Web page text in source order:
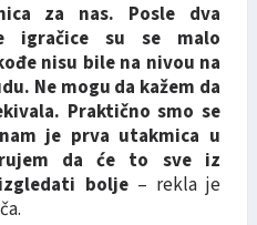
za nas. Posle dva
igračice su se malo
nisu bile na nivou na
Ne mogu da kažem da
Praktično smo se
je prva utakmica u
da će to sve iz
bolje– rekla je